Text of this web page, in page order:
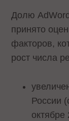
Долю
принято
факторов,
рост числа
России
октябре